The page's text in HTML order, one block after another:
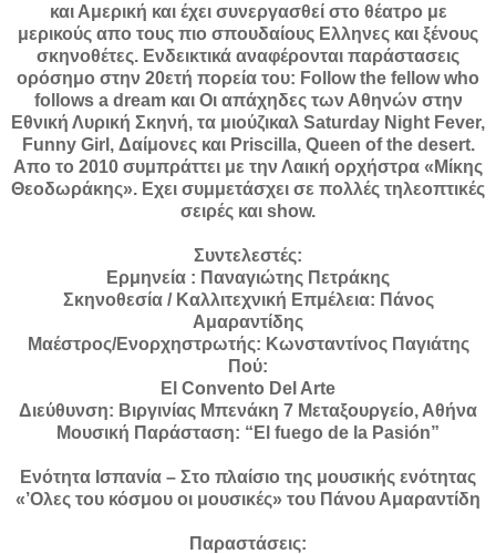
και Αμερική και έχει συνεργασθεί στο θέατρο με
μερικούς απο τους πιο σπουδαίους Ελληνες και ξένους
σκηνοθέτες. Ενδεικτικά αναφέρονται παράστασεις
ορόσημο στην 20ετή πορεία του: Follow the fellow who
follows a dream και Οι απάχηδες των Αθηνών στην
Εθνική Λυρική Σκηνή, τα μιούζικαλ Saturday Night Fever,
Funny Girl, Δαίμονες και Priscilla, Queen of the desert.
Απο το 2010 συμπράττει με την Λαική ορχήστρα «Μίκης
Θεοδωράκης». Εχει συμμετάσχει σε πολλές τηλεοπτικές
σειρές και show.
Συντελεστές:
Ερμηνεία : Παναγιώτης Πετράκης
Σκηνοθεσία / Καλλιτεχνική Επμέλεια: Πάνος
Αμαραντίδης
Μαέστρος/Ενορχηστρωτής: Κωνσταντίνος Παγιάτης
Πού:
El Convento Del Arte
Διεύθυνση: Βιργινίας Μπενάκη 7 Μεταξουργείο, Αθήνα
Μουσική Παράσταση: “El fuego de la Pasión”
Ενότητα Ισπανία – Στο πλαίσιο της μουσικής ενότητας
«’Ολες του κόσμου οι μουσικές» του Πάνου Αμαραντίδη
Παραστάσεις: